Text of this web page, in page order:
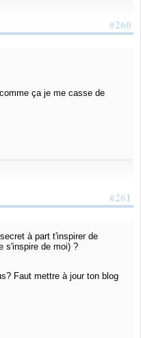
#260
ça je me casse de
#261
à part t'inspirer de
s'inspire de moi) ?
Faut mettre à jour ton blog